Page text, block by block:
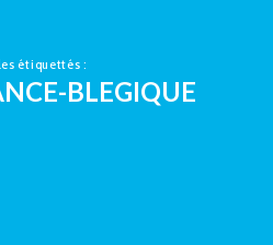
étiquettés :
BLEGIQUE